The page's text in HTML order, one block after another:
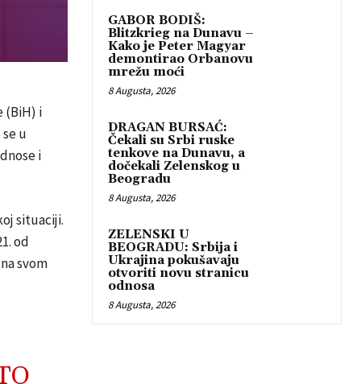
(BiH) i
u
i
situaciji.
od
svom
GABOR BODIŠ:
Blitzkrieg na Dunavu –
Kako je Peter Magyar
demontirao Orbanovu
mrežu moći
8 Augusta, 2026
DRAGAN BURSAĆ:
Čekali su Srbi ruske
tenkove na Dunavu, a
dočekali Zelenskog u
Beogradu
8 Augusta, 2026
ZELENSKI U
BEOGRADU: Srbija i
Ukrajina pokušavaju
otvoriti novu stranicu
odnosa
8 Augusta, 2026